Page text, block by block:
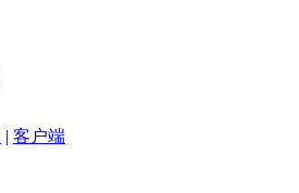
| 客户端